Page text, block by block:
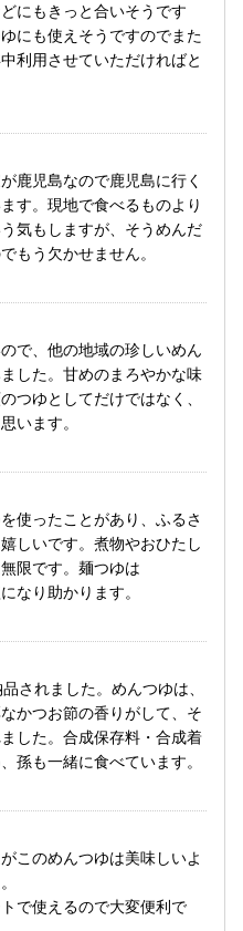
にもきっと合いそうです
にも使えそうですのでまた
利用させていただければと
鹿児島なので鹿児島に行く
す。現地で食べるものより
気もしますが、そうめんだ
もう欠かせません。
で、他の地域の珍しいめん
した。甘めのまろやかな味
つゆとしてだけではなく、
います。
使ったことがあり、ふるさ
しいです。煮物やおひたし
限です。麺つゆは
なり助かります。
されました。めんつゆは、
かつお節の香りがして、そ
した。合成保存料・合成着
孫も一緒に食べています。
このめんつゆは美味しいよ
で使えるので大変便利で